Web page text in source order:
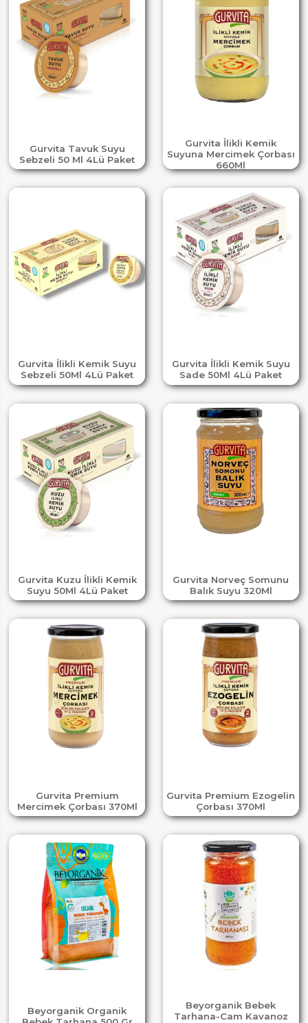
Gurvita Tavuk Suyu
Sebzeli 50 Ml 4Lü Paket
Gurvita İlikli Kemik
Suyuna Mercimek Çorbası
660Ml
Gurvita İlikli Kemik Suyu
Sebzeli 50Ml 4Lü Paket
Gurvita İlikli Kemik Suyu
Sade 50Ml 4Lü Paket
Gurvita Kuzu İlikli Kemik
Suyu 50Ml 4Lü Paket
Gurvita Norveç Somunu
Balık Suyu 320Ml
Gurvita Premium
Mercimek Çorbası 370Ml
Gurvita Premium Ezogelin
Çorbası 370Ml
Beyorganik Organik
Beyorganik Bebek
Tarhana-Cam Kavanoz